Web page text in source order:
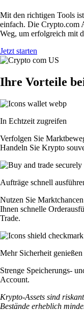
Mit den richtigen Tools
einfach. Die Crypto.com
Weg, um erfolgreich mit
Jetzt starten
Ihre Vorteile
In Echtzeit zugreifen
Verfolgen Sie
Handeln Sie Krypto
Aufträge schnell
Nutzen Sie
Ihnen schnelle
Trade.
Mehr Sicherheit genießen
Strenge Speicherungs-
Account.
Krypto-Assets sind
Bestände erheblich